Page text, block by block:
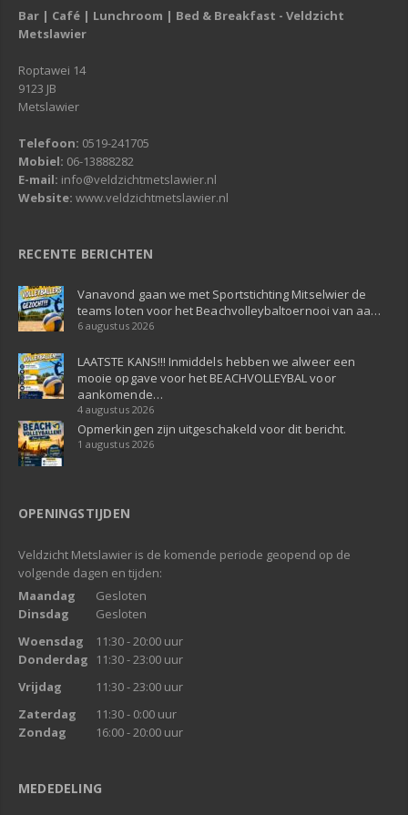
Bar | Café | Lunchroom | Bed & Breakfast - Veldzicht
Metslawier
Roptawei 14
9123 JB
Metslawier
Telefoon: 0519-241705
Mobiel: 06-13888282
E-mail: info@veldzichtmetslawier.nl
Website: www.veldzichtmetslawier.nl
RECENTE BERICHTEN
Vanavond gaan we met Sportstichting Mitselwier de
teams loten voor het Beachvolleybaltoernooi van aa…
6 augustus 2026
LAATSTE KANS!!! Inmiddels hebben we alweer een
mooie opgave voor het BEACHVOLLEYBAL voor
aankomende…
4 augustus 2026
Opmerkingen zijn uitgeschakeld voor dit bericht.
1 augustus 2026
OPENINGSTIJDEN
Veldzicht Metslawier is de komende periode geopend op de
volgende dagen en tijden:
Maandag
Gesloten
Dinsdag
Gesloten
Woensdag
11:30 - 20:00 uur
Donderdag
11:30 - 23:00 uur
Vrijdag
11:30 - 23:00 uur
Zaterdag
11:30 - 0:00 uur
Zondag
16:00 - 20:00 uur
MEDEDELING